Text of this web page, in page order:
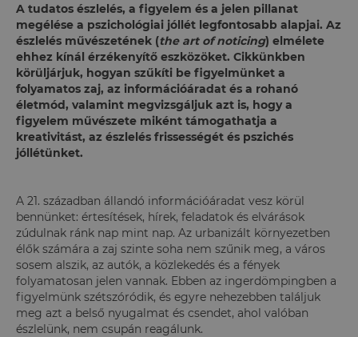
A tudatos észlelés, a figyelem és a jelen pillanat
megélése a pszichológiai jóllét legfontosabb alapjai. Az
észlelés művészetének (the art of noticing) elmélete
ehhez kínál érzékenyítő eszközöket. Cikkünkben
körüljárjuk, hogyan szűkíti be figyelmünket a
folyamatos zaj, az információáradat és a rohanó
életmód, valamint megvizsgáljuk azt is, hogy a
figyelem művészete miként támogathatja a
kreativitást, az észlelés frissességét és pszichés
jóllétünket.
A 21. században állandó információáradat vesz körül
bennünket: értesítések, hírek, feladatok és elvárások
zúdulnak ránk nap mint nap. Az urbanizált környezetben
élők számára a zaj szinte soha nem szűnik meg, a város
sosem alszik, az autók, a közlekedés és a fények
folyamatosan jelen vannak. Ebben az ingerdömpingben a
figyelmünk szétszóródik, és egyre nehezebben találjuk
meg azt a belső nyugalmat és csendet, ahol valóban
észlelünk, nem csupán reagálunk.